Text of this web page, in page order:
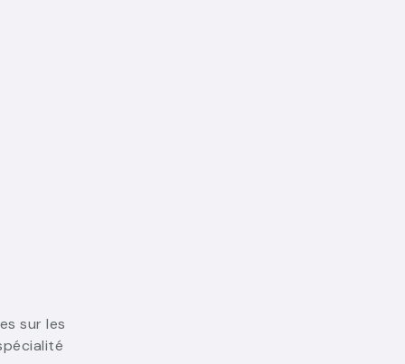
sur les